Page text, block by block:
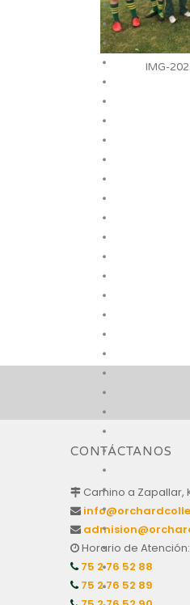
IMG-
CONTÁCTANOS
Camino a Zapallar,
Horario de Atención:
75 2 76 52 88
75 2 76 52 89